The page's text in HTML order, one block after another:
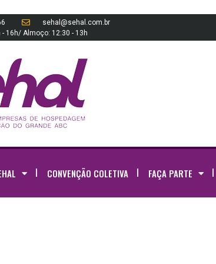
sehal@sehal.com.br
- 16h/ Almoço: 12:30 - 13h
CONVENÇÃO COLETIVA FAÇA PARTE